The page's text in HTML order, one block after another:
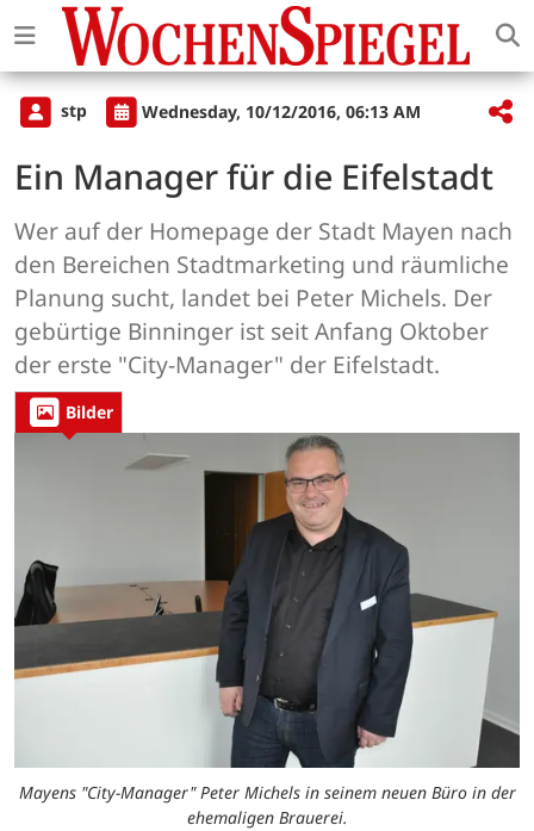
stp Wednesday, 10/12/2016, 06:13 AM
Ein Manager für die Eifelstadt
Wer auf der Homepage der Stadt Mayen nach
den Bereichen Stadtmarketing und räumliche
Planung sucht, landet bei Peter Michels. Der
gebürtige Binninger ist seit Anfang Oktober
der erste "City-Manager" der Eifelstadt.
Bilder
Mayens "City-Manager" Peter Michels in seinem neuen Büro in der
ehemaligen Brauerei.